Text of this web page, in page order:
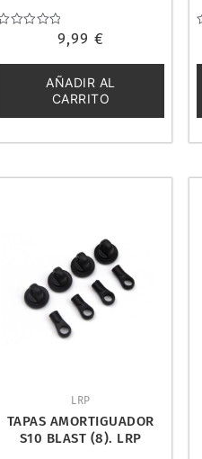
9,99 €
AÑADIR AL
CARRITO
LRP
TAPAS AMORTIGUADOR
S10 BLAST (8). LRP